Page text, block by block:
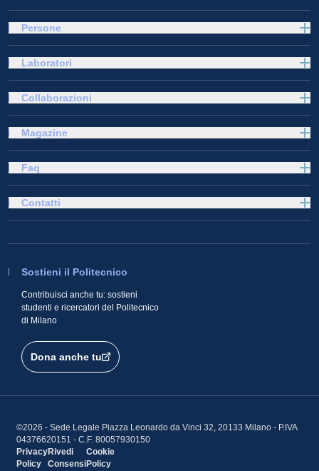
Persone
Laboratori
Collaborazioni
Magazine
Faq
Sostieni il Politecnico
Contribuisci anche tu: sostieni
studenti e ricercatori del Politecnico
di Milano
Dona anche tu
Contatti
©2026 - Sede Legale Piazza Leonardo da Vinci 32, 20133 Milano - P.IVA
04376620151 - C.F. 80057930150
Privacy
Policy
Rivedi
Consensi
Cookie
Policy